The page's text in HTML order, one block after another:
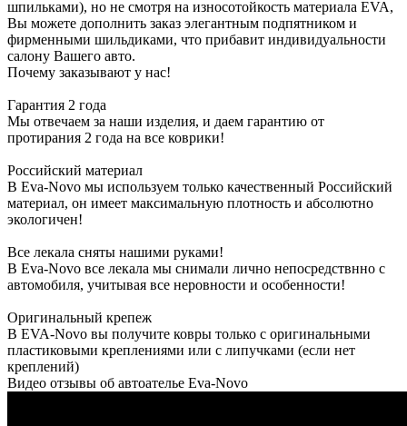
шпильками), но не смотря на износотойкость материала EVA,
Вы можете дополнить заказ элегантным подпятником и
фирменными шильдиками, что прибавит индивидуальности
салону Вашего авто.
Почему заказывают у нас!
Гарантия 2 года
Мы отвечаем за наши изделия, и даем гарантию от
протирания 2 года на все коврики!
Российский материал
В Eva-Novo мы используем только качественный Российский
материал, он имеет максимальную плотность и абсолютно
экологичен!
Все лекала сняты нашими руками!
В Eva-Novo все лекала мы снимали лично непосредствнно с
автомобиля, учитывая все неровности и особенности!
Оригинальный крепеж
В EVA-Novo вы получите ковры только с оригинальными
пластиковыми креплениями или с липучками (если нет
креплений)
Видео отзывы об автоателье Eva-Novo